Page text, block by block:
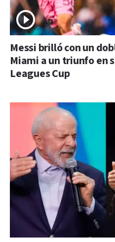
Messi brilló con un
Miami a un triunfo en
Leagues Cup